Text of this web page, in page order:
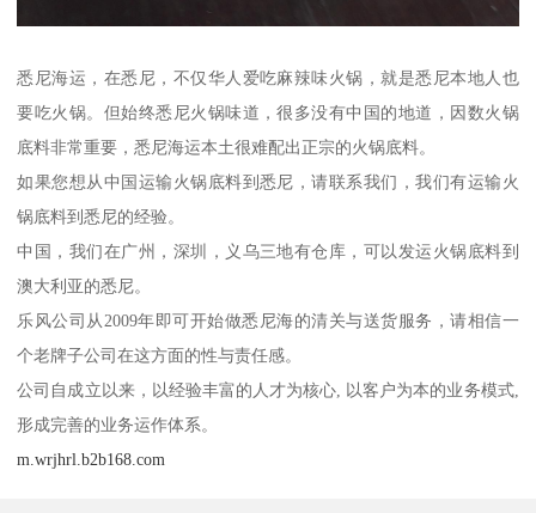
悉尼海运，在悉尼，不仅华人爱吃麻辣味火锅，就是悉尼本地人也
要吃火锅。但始终悉尼火锅味道，很多没有中国的地道，因数火锅
底料非常重要，悉尼海运本土很难配出正宗的火锅底料。
如果您想从中国运输火锅底料到悉尼，请联系我们，我们有运输火
锅底料到悉尼的经验。
中国，我们在广州，深圳，义乌三地有仓库，可以发运火锅底料到
澳大利亚的悉尼。
乐风公司从2009年即可开始做悉尼海的清关与送货服务，请相信一
个老牌子公司在这方面的性与责任感。
公司自成立以来，以经验丰富的人才为核心, 以客户为本的业务模式,
形成完善的业务运作体系。
m.wrjhrl.b2b168.com